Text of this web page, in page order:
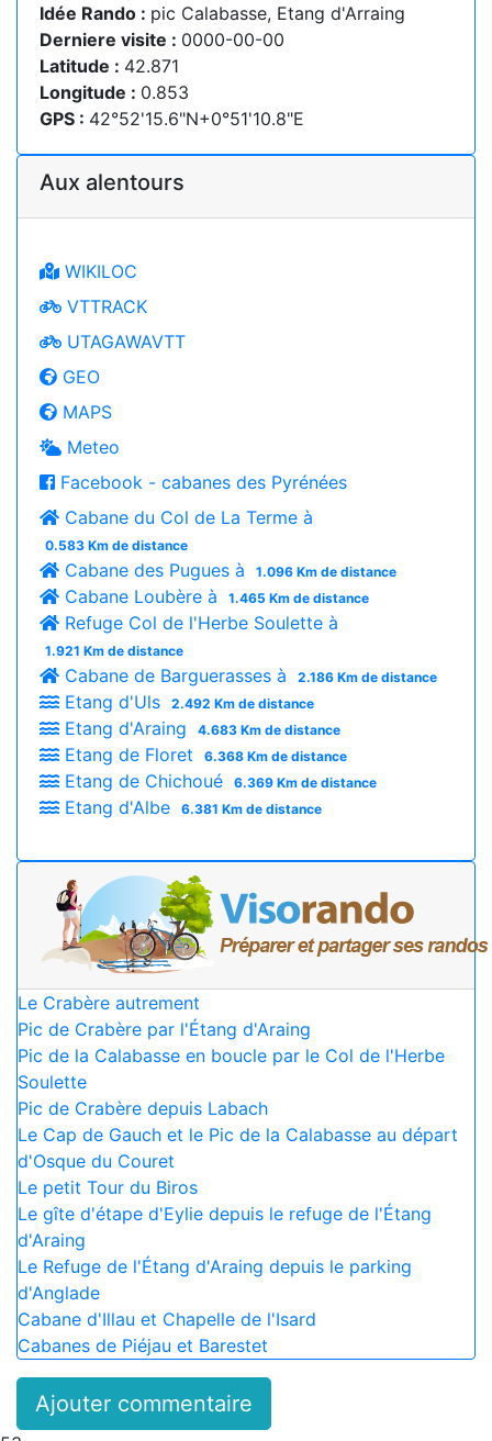
Idée Rando : pic Calabasse, Etang d'Arraing
Derniere visite : 0000-00-00
Latitude : 42.871
Longitude : 0.853
GPS : 42°52'15.6"N+0°51'10.8"E
Aux alentours
WIKILOC
VTTRACK
UTAGAWAVTT
GEO
MAPS
Meteo
Facebook - cabanes des Pyrénées
Cabane du Col de La Terme à
0.583 Km de distance
Cabane des Pugues à 1.096 Km de distance
Cabane Loubère à 1.465 Km de distance
Refuge Col de l'Herbe Soulette à
1.921 Km de distance
Cabane de Barguerasses à 2.186 Km de distance
Etang d'Uls 2.492 Km de distance
Etang d'Araing 4.683 Km de distance
Etang de Floret 6.368 Km de distance
Etang de Chichoué 6.369 Km de distance
Etang d'Albe 6.381 Km de distance
Le Crabère autrement
Pic de Crabère par l'Étang d'Araing
Pic de la Calabasse en boucle par le Col de l'Herbe
Soulette
Pic de Crabère depuis Labach
Le Cap de Gauch et le Pic de la Calabasse au départ
d'Osque du Couret
Le petit Tour du Biros
Le gîte d'étape d'Eylie depuis le refuge de l'Étang
d'Araing
Le Refuge de l'Étang d'Araing depuis le parking
d'Anglade
Cabane d'Illau et Chapelle de l'Isard
Cabanes de Piéjau et Barestet
Ajouter commentaire